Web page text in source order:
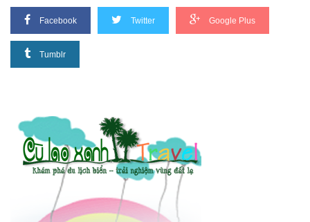
Facebook Twitter Google Plus
Tumblr